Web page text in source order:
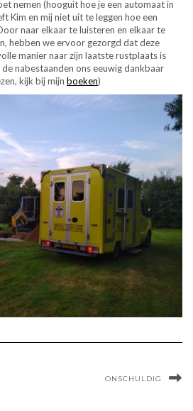
nemen (hooguit hoe je een automaat in
Kim en mij niet uit te leggen hoe een
naar elkaar te luisteren en elkaar te
hebben we ervoor gezorgd dat deze
manier naar zijn laatste rustplaats is
nabestaanden ons eeuwig dankbaar
kijk bij mijn boeken)
ONSCHULDIG